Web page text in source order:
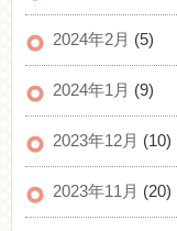
2024年2月 (5)
2024年1月 (9)
2023年12月 (10)
2023年11月 (20)